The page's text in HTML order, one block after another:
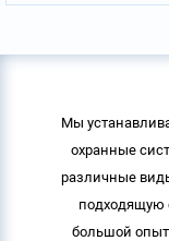
Мы
охранные
различные
подходящую
большой опыт